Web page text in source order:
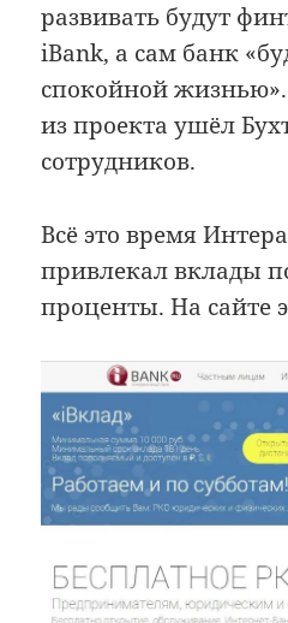
развивать будут
iBank, а сам банк
спокойной
из проекта ушёл
сотрудников.
Всё это время
привлекал вклады
проценты. На сайте